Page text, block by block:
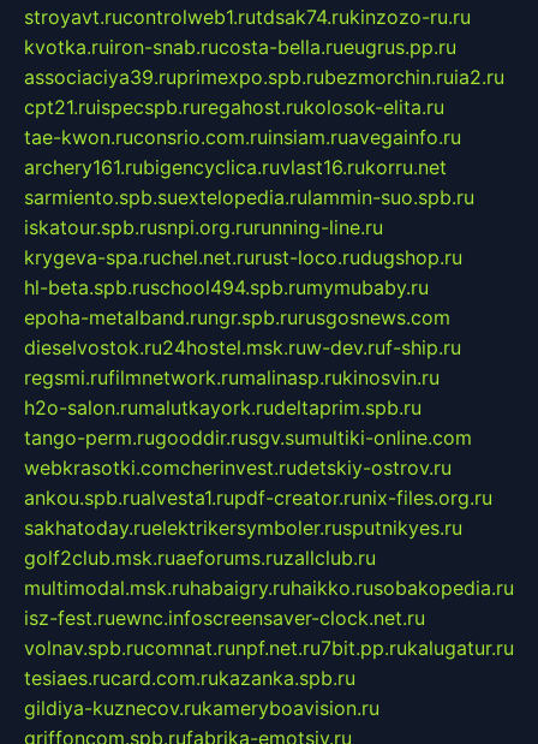
stroyavt.rucontrolweb1.rutdsak74.rukinzozo-ru.ru
kvotka.ruiron-snab.rucosta-bella.rueugrus.pp.ru
associaciya39.ruprimexpo.spb.rubezmorchin.ruia2.ru
cpt21.ruispecspb.ruregahost.rukolosok-elita.ru
tae-kwon.ruconsrio.com.ruinsiam.ruavegainfo.ru
archery161.rubigencyclica.ruvlast16.rukorru.net
sarmiento.spb.suextelopedia.rulammin-suo.spb.ru
iskatour.spb.rusnpi.org.rurunning-line.ru
krygeva-spa.ruchel.net.rurust-loco.rudugshop.ru
hl-beta.spb.ruschool494.spb.rumymubaby.ru
epoha-metalband.rungr.spb.rurusgosnews.com
dieselvostok.ru24hostel.msk.ruw-dev.ruf-ship.ru
regsmi.rufilmnetwork.rumalinasp.rukinosvin.ru
h2o-salon.rumalutkayork.rudeltaprim.spb.ru
tango-perm.rugooddir.rusgv.sumultiki-online.com
webkrasotki.comcherinvest.rudetskiy-ostrov.ru
ankou.spb.rualvesta1.rupdf-creator.runix-files.org.ru
sakhatoday.ruelektrikersymboler.rusputnikyes.ru
golf2club.msk.ruaeforums.ruzallclub.ru
multimodal.msk.ruhabaigry.ruhaikko.rusobakopedia.ru
isz-fest.ruewnc.infoscreensaver-clock.net.ru
volnav.spb.rucomnat.runpf.net.ru7bit.pp.rukalugatur.ru
tesiaes.rucard.com.rukazanka.spb.ru
gildiya-kuznecov.rukameryboavision.ru
griffoncom.spb.rufabrika-emotsiy.ru